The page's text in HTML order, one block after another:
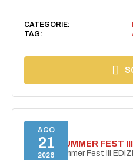
CATEGORIE:
TAG:
AGO
21
2026
PANZA SUMMER FEST
PANZA Summer Fest III